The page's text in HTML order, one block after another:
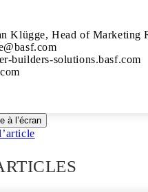
Klügge, Head of Marketing
builders-solutions.basf.com
à l’écran